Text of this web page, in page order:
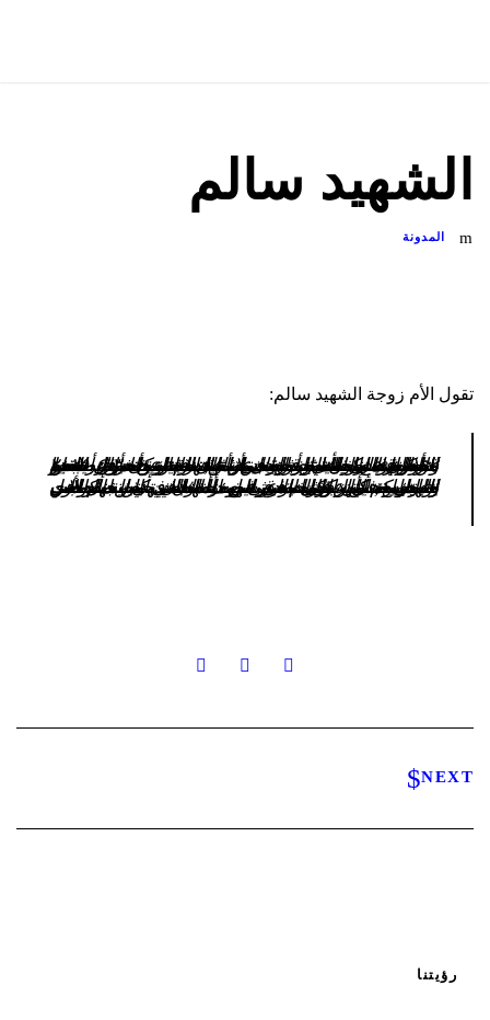
الشهيد سالم
المدونة
تقول الأم زوجة الشهيد سالم:
بدأت قصتنا بعد نزوحنا من بلدة الذيابية خوفا بطش النظام إلى يلدا جنوب دمشق, حيث كانت رصاصة قناص غادر بانتظار زوجي أثناء ذهابه لشراء بعض المستلزمات للعائلة, حيث استشهد بتاريخ ٣٠-٤-٢٠١٥ وتركني مع خمسة أطفال لامعيل لنا سوى أهل الخير انقطعت طفلتي شهد عن الدراسة بسبب عدم القدرة على تأمين المستلزمات وحرمنا من أبسط مقومات الحياة, قضينا أيام الشتاء نحرق بقايا البلاستيك والثياب القديمة للتدفئة وأحيانا لانجد مانحرقه ليكون مصدر دفء لنا فننام وعظامنا ترتجف من البرد.
حاليا بعد أن قامت غراس النهضة بكفالة اولادي استطيع تأمين كل مايشتيهيه أطفالي من مأكولات وثياب ومستلزمات المدرسة حيث قمت بتسجيل ابني يوسف في الروضة ويتابع أطفالي تعليمهم في المدرسة شهد وشام في الصف الثالث حيث انقطعت شهد سنتان عن المدرسة ومحمد في الصف الأول وابنتي حنين تبقى معي في المنزل فهي تحت سن الدراسة, كما دخل الدفئ لمنزلنا بعد تأمين الحطب لنا جزاكم الله كل خير.
NEXT
رؤيتنا